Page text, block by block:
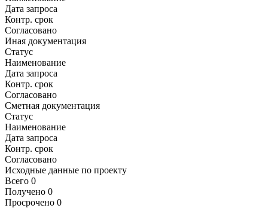
Дата запроса
Контр. срок
Согласовано
Иная документация
Статус
Наименование
Дата запроса
Контр. срок
Согласовано
Сметная документация
Статус
Наименование
Дата запроса
Контр. срок
Согласовано
Исходные данные по проекту
Всего 0
Получено 0
Просрочено 0